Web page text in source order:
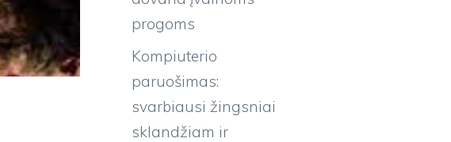
progoms
Kompiuterio
paruošimas:
svarbiausi žingsniai
sklandžiam ir